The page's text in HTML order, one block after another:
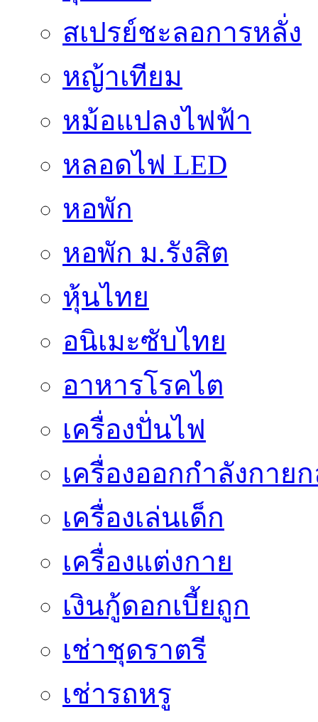
สเปรย์ชะลอการหลั่ง
หญ้าเทียม
หม้อแปลงไฟฟ้า
หลอดไฟ LED
หอพัก
หอพัก ม.รังสิต
หุ้นไทย
อนิเมะซับไทย
อาหารโรคไต
เครื่องปั่นไฟ
เครื่องออกกำลังกาย
เครื่องเล่นเด็ก
เครื่องแต่งกาย
เงินกู้ดอกเบี้ยถูก
เช่าชุดราตรี
เช่ารถหรู